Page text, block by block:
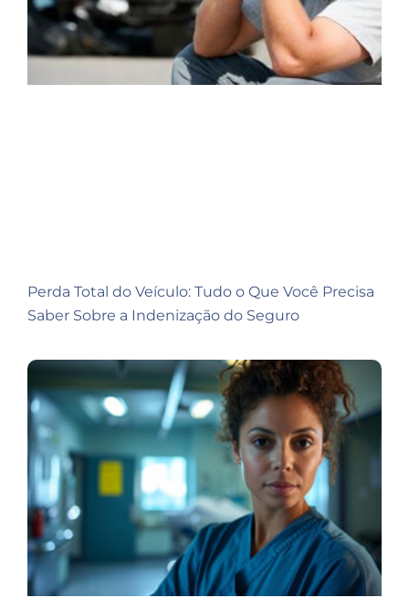
Perda Total do Veículo: Tudo o Que Você Precisa
Saber Sobre a Indenização do Seguro